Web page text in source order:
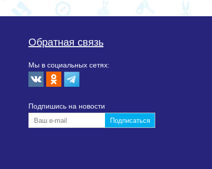
Обратная связь
Мы в социальных сетях:
Подпишиcь на новости